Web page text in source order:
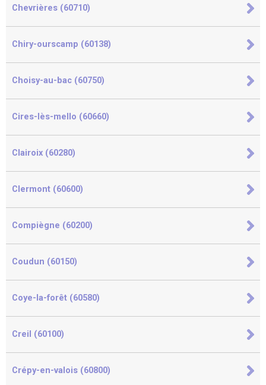
Chevrières (60710)
Chiry-ourscamp (60138)
Choisy-au-bac (60750)
Cires-lès-mello (60660)
Clairoix (60280)
Clermont (60600)
Compiègne (60200)
Coudun (60150)
Coye-la-forêt (60580)
Creil (60100)
Crépy-en-valois (60800)